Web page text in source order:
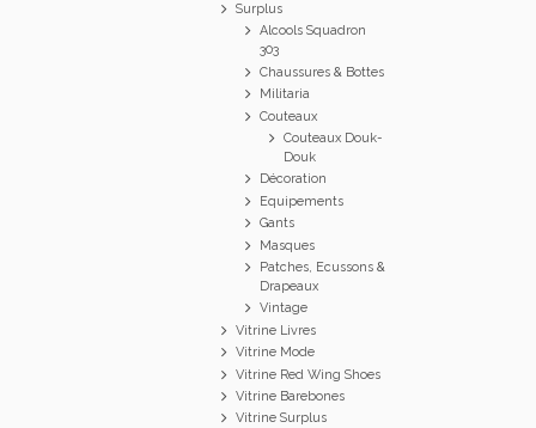
Surplus
Alcools Squadron
303
Chaussures & Bottes
Militaria
Couteaux
Couteaux Douk-
Douk
Décoration
Equipements
Gants
Masques
Patches, Ecussons &
Drapeaux
Vintage
Vitrine Livres
Vitrine Mode
Vitrine Red Wing Shoes
Vitrine Barebones
Vitrine Surplus